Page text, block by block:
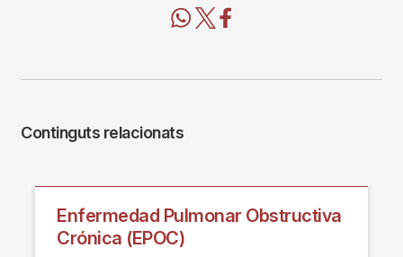
Continguts relacionats
Enfermedad Pulmonar Obstructiva
Crónica (EPOC)